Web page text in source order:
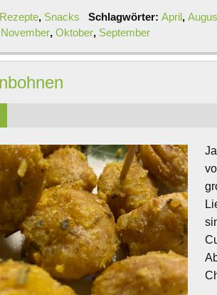
Rezepte, Snacks Schlagwörter: April,
November,Oktober, September